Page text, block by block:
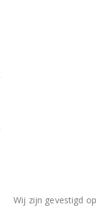
Wij zijn gevestigd